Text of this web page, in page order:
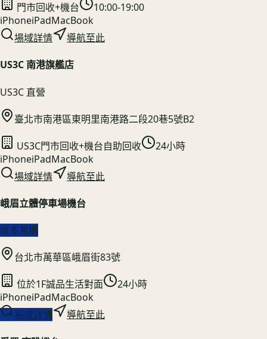
門市回收+機台
10:00-19:00
iPhoneiPadMacBook
場域詳情
導航至此
US3C 南港旗艦店
US3C 直營
臺北市南港區東明里南港路二段20巷5號B2
US3C門市回收+機台自助回收
24小時
iPhoneiPadMacBook
場域詳情
導航至此
峨眉立體停車場機台
收多易櫃
台北市萬華區峨眉街83號
位於1F誠品生活對面
24小時
iPhoneiPadMacBook
場域詳情
導航至此